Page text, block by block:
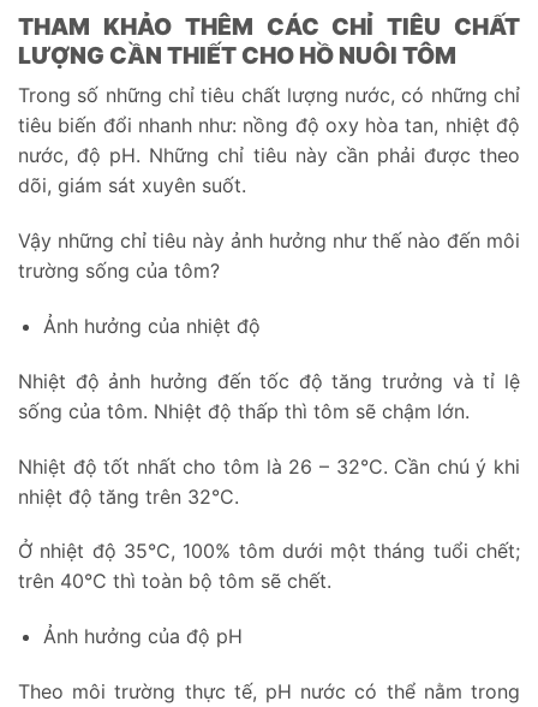
THAM KHẢO THÊM CÁC CHỈ TIÊU CHẤT
LƯỢNG CẦN THIẾT CHO HỒ NUÔI TÔM
Trong số những chỉ tiêu chất lượng nước, có những chỉ
tiêu biến đổi nhanh như: nồng độ oxy hòa tan, nhiệt độ
nước, độ pH. Những chỉ tiêu này cần phải được theo
dõi, giám sát xuyên suốt.
Vậy những chỉ tiêu này ảnh hưởng như thế nào đến môi
trường sống của tôm?
Ảnh hưởng của nhiệt độ
Nhiệt độ ảnh hưởng đến tốc độ tăng trưởng và tỉ lệ
sống của tôm. Nhiệt độ thấp thì tôm sẽ chậm lớn.
Nhiệt độ tốt nhất cho tôm là 26 – 32°C. Cần chú ý khi
nhiệt độ tăng trên 32°C.
Ở nhiệt độ 35°C, 100% tôm dưới một tháng tuổi chết;
trên 40°C thì toàn bộ tôm sẽ chết.
Ảnh hưởng của độ pH
Theo môi trường thực tế, pH nước có thể nằm trong